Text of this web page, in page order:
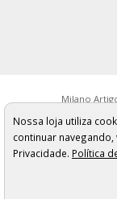
Milano
Os preços,
apresentados neste
podem sofrer
ilustrativas.
Nossa loja utiliza
continuar
Privacidade. Política